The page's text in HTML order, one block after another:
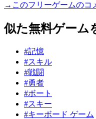
→このフリーゲームのコ
似た無料ゲーム
#記憶
#スキル
#戦闘
#勇者
#ボート
#スキー
#キーボード ゲーム